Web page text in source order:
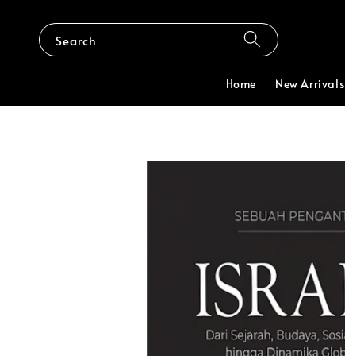
Search
Home New Arrivals